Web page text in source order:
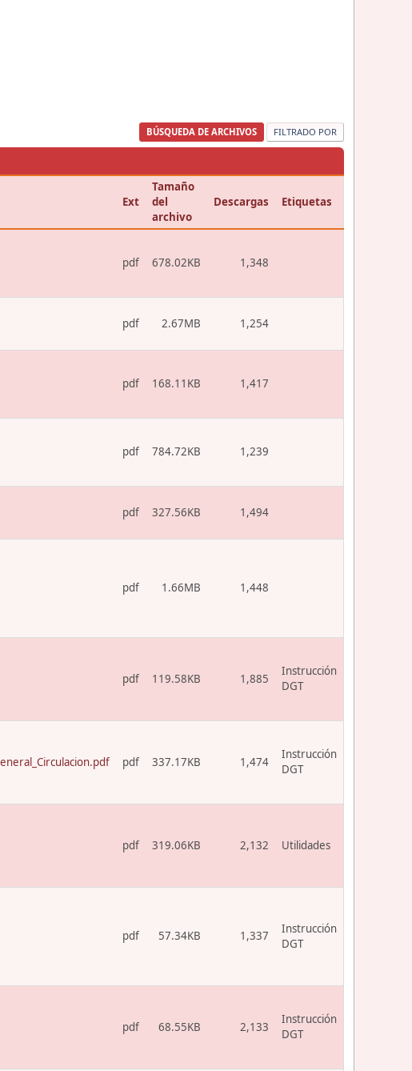
BÚSQUEDA DE ARCHIVOS FILTRADO POR
Ext
Tamaño
del
archivo
Descargas Etiquetas
pdf 678.02KB 1,348
pdf 2.67MB 1,254
pdf 168.11KB 1,417
pdf 784.72KB 1,239
pdf 327.56KB 1,494
pdf 1.66MB 1,448
pdf 119.58KB 1,885
Instrucción
DGT
pdf 337.17KB 1,474
Instrucción
DGT
pdf 319.06KB 2,132 Utilidades
pdf 57.34KB 1,337
Instrucción
DGT
pdf 68.55KB 2,133
Instrucción
DGT